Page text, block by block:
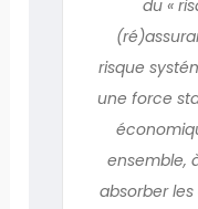
du «
risque
une force
ensemble,
absorber